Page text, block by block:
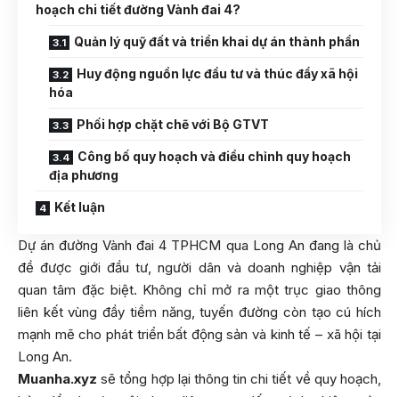
hoạch chi tiết đường Vành đai 4?
Quản lý quỹ đất và triển khai dự án thành phần
Huy động nguồn lực đầu tư và thúc đẩy xã hội
hóa
Phối hợp chặt chẽ với Bộ GTVT
Công bố quy hoạch và điều chỉnh quy hoạch
địa phương
Kết luận
Dự án đường Vành đai 4 TPHCM qua Long An đang là chủ
đề được giới đầu tư, người dân và doanh nghiệp vận tải
quan tâm đặc biệt. Không chỉ mở ra một trục giao thông
liên kết vùng đầy tiềm năng, tuyến đường còn tạo cú hích
mạnh mẽ cho phát triển bất động sản và kinh tế – xã hội tại
Long An.
Muanha.xyz sẽ tổng hợp lại thông tin chi tiết về quy hoạch,